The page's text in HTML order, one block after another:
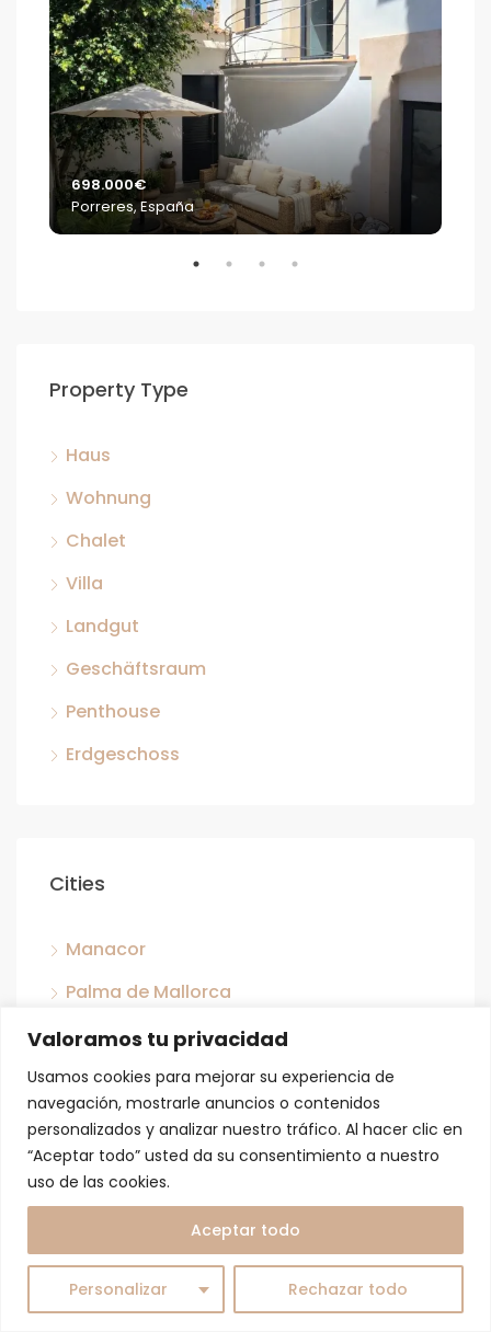
Valoramos tu privacidad
Usamos cookies para mejorar su experiencia de
navegación, mostrarle anuncios o contenidos
personalizados y analizar nuestro tráfico. Al hacer clic en
“Aceptar todo” usted da su consentimiento a nuestro
uso de las cookies.
Personalizar Rechazar todo
Aceptar todo
698.000€
Porreres, España
Property Type
Haus
Wohnung
Chalet
Villa
Landgut
Geschäftsraum
Penthouse
Erdgeschoss
Cities
Manacor
Palma de Mallorca
San José
Capdepera
Llubi
Son Ferriol
Son Servera